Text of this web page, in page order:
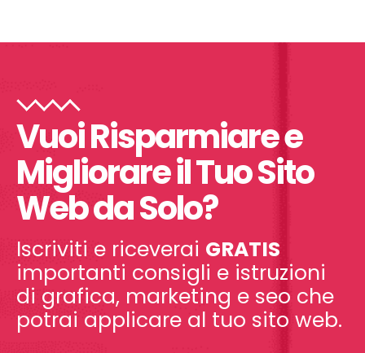
Vuoi Risparmiare e
Migliorare il Tuo Sito
Web da Solo?
Iscriviti e riceverai GRATIS
importanti consigli e istruzioni
di grafica, marketing e seo che
potrai applicare al tuo sito web.